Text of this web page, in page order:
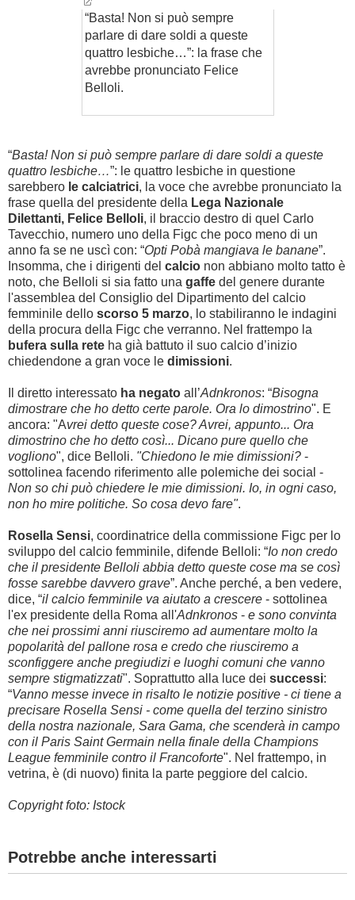
“Basta! Non si può sempre
parlare di dare soldi a queste
quattro lesbiche…”: la frase che
avrebbe pronunciato Felice
Belloli.
“Basta! Non si può sempre parlare di dare soldi a queste
quattro lesbiche…”: le quattro lesbiche in questione
sarebbero le calciatrici, la voce che avrebbe pronunciato la
frase quella del presidente della Lega Nazionale
Dilettanti, Felice Belloli, il braccio destro di quel Carlo
Tavecchio, numero uno della Figc che poco meno di un
anno fa se ne uscì con: “Opti Pobà mangiava le banane”.
Insomma, che i dirigenti del calcio non abbiano molto tatto è
noto, che Belloli si sia fatto una gaffe del genere durante
l'assemblea del Consiglio del Dipartimento del calcio
femminile dello scorso 5 marzo, lo stabiliranno le indagini
della procura della Figc che verranno. Nel frattempo la
bufera sulla rete ha già battuto il suo calcio d’inizio
chiedendone a gran voce le dimissioni.
Il diretto interessato ha negato all’Adnkronos: “Bisogna
dimostrare che ho detto certe parole. Ora lo dimostrino". E
ancora: "Avrei detto queste cose? Avrei, appunto... Ora
dimostrino che ho detto così... Dicano pure quello che
vogliono", dice Belloli. "Chiedono le mie dimissioni? -
sottolinea facendo riferimento alle polemiche dei social -
Non so chi può chiedere le mie dimissioni. Io, in ogni caso,
non ho mire politiche. So cosa devo fare".
Rosella Sensi, coordinatrice della commissione Figc per lo
sviluppo del calcio femminile, difende Belloli: “Io non credo
che il presidente Belloli abbia detto queste cose ma se così
fosse sarebbe davvero grave”. Anche perché, a ben vedere,
dice, “il calcio femminile va aiutato a crescere - sottolinea
l'ex presidente della Roma all'Adnkronos - e sono convinta
che nei prossimi anni riusciremo ad aumentare molto la
popolarità del pallone rosa e credo che riusciremo a
sconfiggere anche pregiudizi e luoghi comuni che vanno
sempre stigmatizzati". Soprattutto alla luce dei successi:
“Vanno messe invece in risalto le notizie positive - ci tiene a
precisare Rosella Sensi - come quella del terzino sinistro
della nostra nazionale, Sara Gama, che scenderà in campo
con il Paris Saint Germain nella finale della Champions
League femminile contro il Francoforte". Nel frattempo, in
vetrina, è (di nuovo) finita la parte peggiore del calcio.
Copyright foto: Istock
Potrebbe anche interessarti